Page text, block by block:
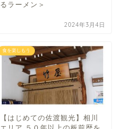
るラーメン＞
2024年3月4日
食を楽しもう
【はじめての佐渡観光】相川